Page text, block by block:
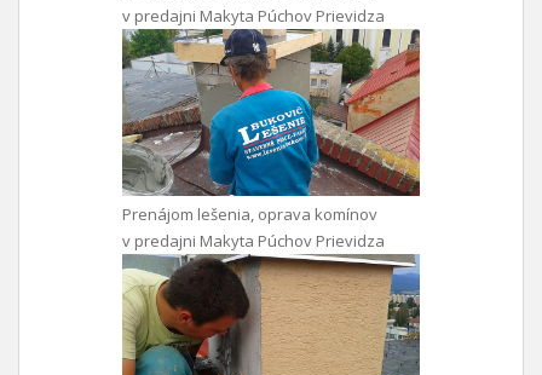
v predajni Makyta Púchov Prievidza
Prenájom lešenia, oprava komínov
v predajni Makyta Púchov Prievidza